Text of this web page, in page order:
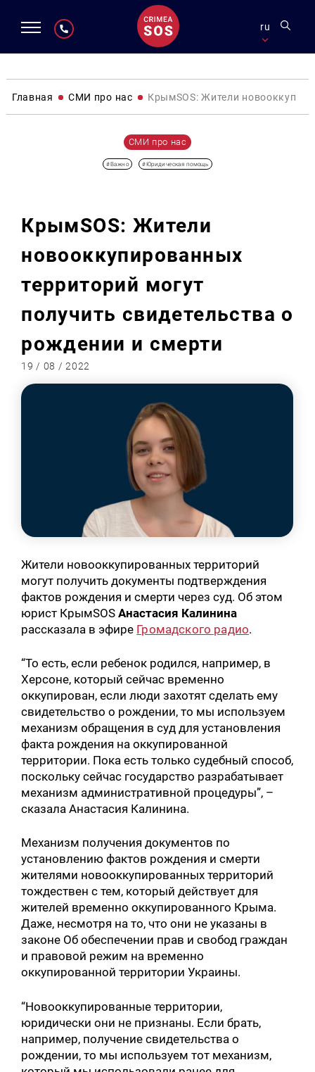
ru
Главная СМИ про нас КрымSOS: Жители
СМИ про нас
#Важно #Юридическая помощь
КрымSOS: Жители
новооккупированных
территорий могут
получить свидетельства о
рождении и смерти
19 / 08 / 2022
Жители новооккупированных территорий
могут получить документы подтверждения
фактов рождения и смерти через суд. Об этом
юрист КрымSOSАнастасия Калинина
рассказала в эфире Громадского радио.
“То есть, если ребенок родился, например, в
Херсоне, который сейчас временно
оккупирован, если люди захотят сделать ему
свидетельство о рождении, то мы используем
механизм обращения в суд для установления
факта рождения на оккупированной
территории. Пока есть только судебный способ,
поскольку сейчас государство разрабатывает
механизм административной процедуры”, –
сказала Анастасия Калинина.
Механизм получения документов по
установлению фактов рождения и смерти
жителями новооккупированных территорий
тождествен с тем, который действует для
жителей временно оккупированного Крыма.
Даже, несмотря на то, что они не указаны в
законе Об обеспечении прав и свобод граждан
и правовой режим на временно
оккупированной территории Украины.
“Новооккупированные территории,
юридически они не признаны. Если брать,
например, получение свидетельства о
рождении, то мы используем тот механизм,